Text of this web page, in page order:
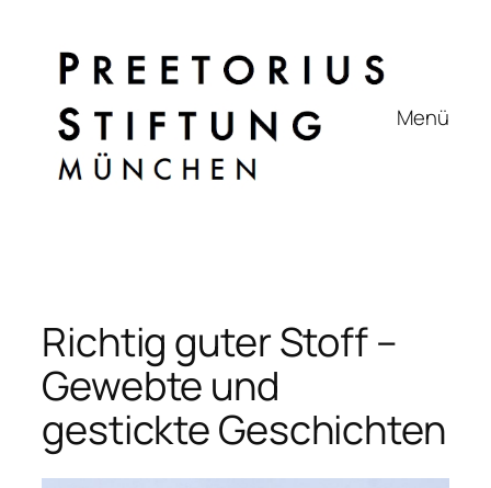
springen
Menü
Richtig guter Stoff –
Gewebte und
gestickte Geschichten